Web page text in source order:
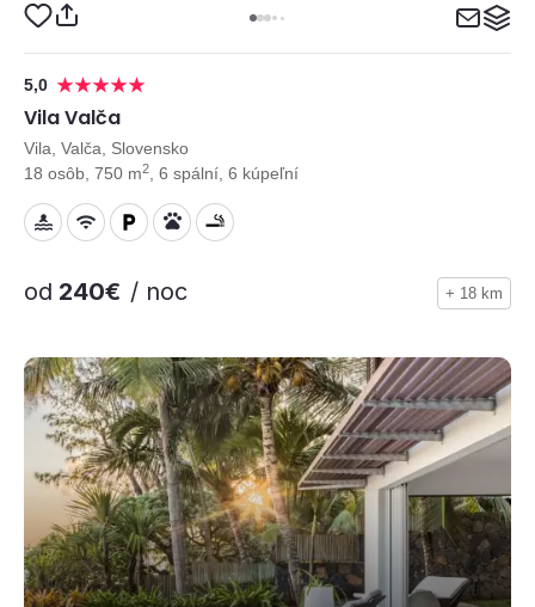
5,0
Vila Valča
Vila, Valča, Slovensko
18 osôb, 750 m2 , 6 spální, 6 kúpeľní
od 240€ / noc + 18 km